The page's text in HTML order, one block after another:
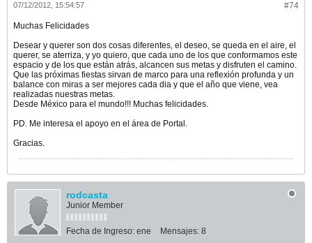
#74
07/12/2012, 15:54:57
Muchas Felicidades
Desear y querer son dos cosas diferentes, el deseo, se queda en el aire, el
querer, se aterriza, y yo quiero, que cada uno de los que conformamos este
espacio y de los que están atrás, alcancen sus metas y disfruten el camino.
Que las próximas fiestas sirvan de marco para una reflexión profunda y un
balance con miras a ser mejores cada dia y que el año que viene, vea
realizadas nuestras metas.
Desde México para el mundo!!! Muchas felicidades.
PD. Me interesa el apoyo en el área de Portal.
Gracias.
rodcasta
Junior Member
Fecha de Ingreso: ene Mensajes: 8